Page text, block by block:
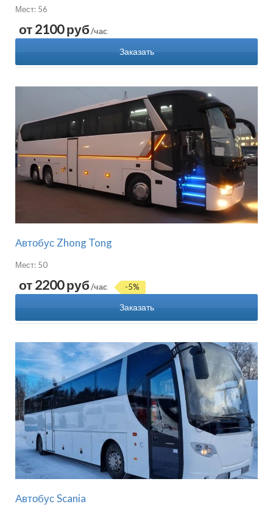
Мест: 56
от 2100 руб/час
Заказать
Автобус Zhong Tong
Мест: 50
от 2200 руб/час -5%
Заказать
Автобус Scania